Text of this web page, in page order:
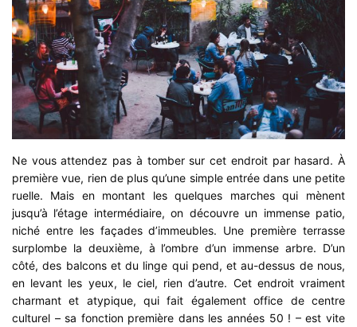
Ne vous attendez pas à tomber sur cet endroit par hasard. À
première vue, rien de plus qu’une simple entrée dans une petite
ruelle. Mais en montant les quelques marches qui mènent
jusqu’à l’étage intermédiaire, on découvre un immense patio,
niché entre les façades d’immeubles. Une première terrasse
surplombe la deuxième, à l’ombre d’un immense arbre. D’un
côté, des balcons et du linge qui pend, et au-dessus de nous,
en levant les yeux, le ciel, rien d’autre. Cet endroit vraiment
charmant et atypique, qui fait également office de centre
culturel – sa fonction première dans les années 50 ! – est vite